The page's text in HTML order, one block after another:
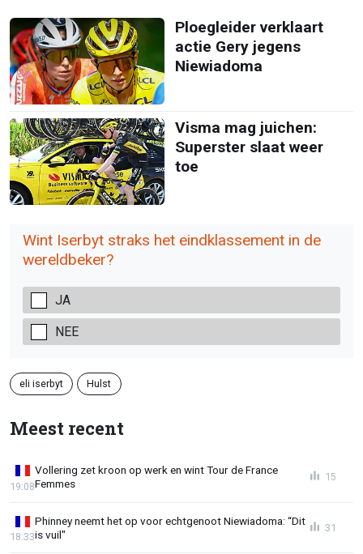
Ploegleider verklaart
actie Gery jegens
Niewiadoma
Visma mag juichen:
Superster slaat weer
toe
Wint Iserbyt straks het eindklassement in de
wereldbeker?
JA
NEE
eli iserbyt Hulst
Meest recent
Vollering zet kroon op werk en wint Tour de France
Femmes
19:08
15
Phinney neemt het op voor echtgenoot Niewiadoma: “Dit
is vuil"
18:33
31